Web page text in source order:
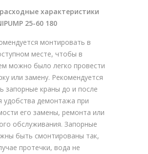
характеристики
25-60 180
монтировать в
месте, чтобы в
можно было легко провести
или замену. Рекомендуется
запорные краны до и после
удобства демонтажа при
его замены, ремонта или
обслуживания. Запорные
быть смонтированы так,
протечки, вода не